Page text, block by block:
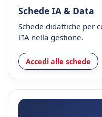
Schede IA & Data
Schede didattiche per
l'IA nella gestione.
Accedi alle schede